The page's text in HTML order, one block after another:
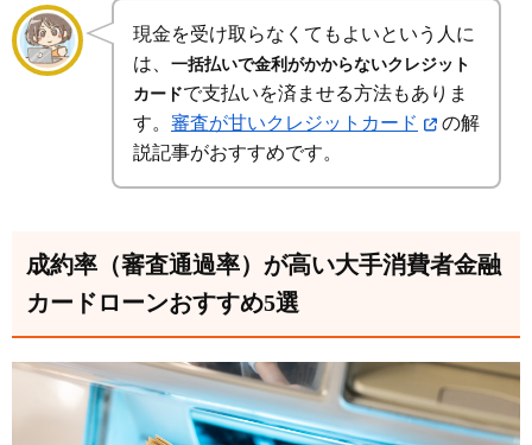
現金を受け取らなくてもよいという人に
は、 一括払いで金利がかからないクレジット
カードで支払いを済ませる方法もありま
す。 審査が甘いクレジットカード
の解
説記事がおすすめです。
成約率（審査通過率）が高い大手消費者金融
カードローンおすすめ5選